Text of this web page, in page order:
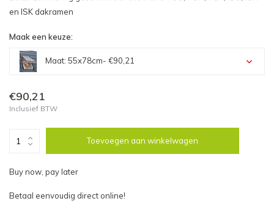
en ISK dakramen
Maak een keuze:
Maat: 55x78cm- €90,21
€90,21
Inclusief BTW
Toevoegen aan winkelwagen
Buy now, pay later
Betaal eenvoudig direct online!